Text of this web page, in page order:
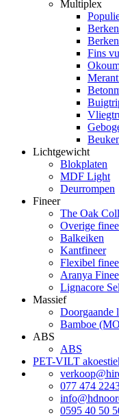
Multiplex
Fins
Lichtgewicht
Blokplaten
MDF Light
Deurrompen
Fineer
The Oak
Overige
Balkeiken
Kantfineer
Flexibel
Aranya
Lignacore
Massief
Doorgaande
Bamboe
ABS
ABS
PET-VILT
077 474
0595 40 50